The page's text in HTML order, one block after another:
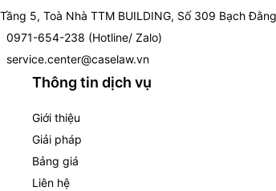
Tầng 5, Toà Nhà TTM BUILDING, Số 309 Bạch
0971-654-238 (Hotline/ Zalo)
service.center@caselaw.vn
Thông tin dịch vụ
Giới thiệu
Giải pháp
Bảng giá
Liên hệ